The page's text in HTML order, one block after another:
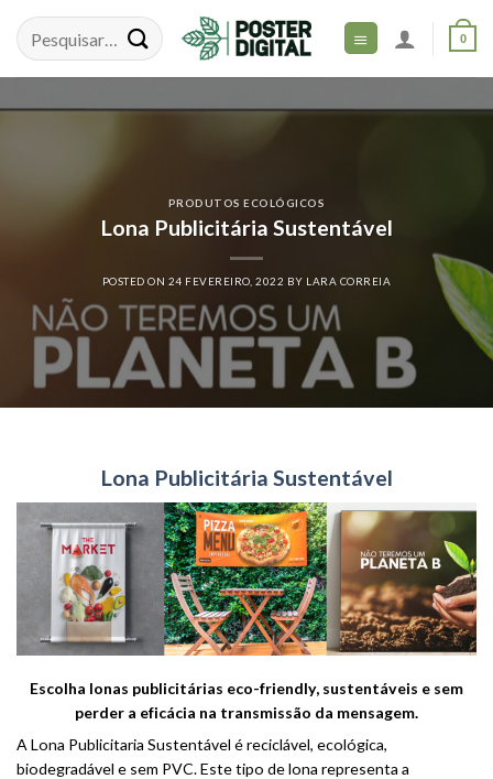
content
0
PRODUTOS ECOLÓGICOS
Lona Publicitária Sustentável
POSTED ON 24 FEVEREIRO, 2022 BY LARA CORREIA
Lona Publicitária Sustentável
Escolha lonas publicitárias eco-friendly, sustentáveis e sem
perder a eficácia na transmissão da mensagem.
A Lona Publicitaria Sustentável é reciclável, ecológica,
biodegradável e sem PVC. Este tipo de lona representa a